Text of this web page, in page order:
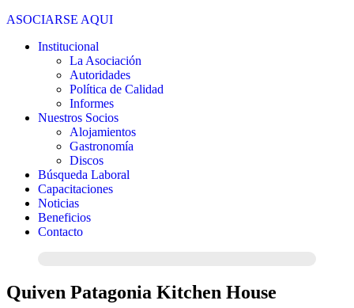
ASOCIARSE AQUI
Institucional
La Asociación
Autoridades
Política de Calidad
Informes
Nuestros Socios
Alojamientos
Gastronomía
Discos
Búsqueda Laboral
Capacitaciones
Noticias
Beneficios
Contacto
Quiven Patagonia Kitchen House